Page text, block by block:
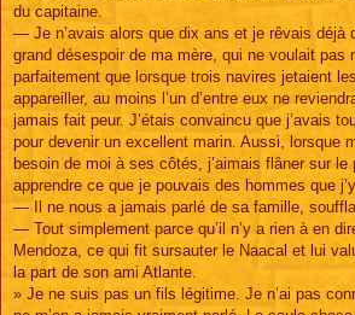
du capitaine.
— Je n’avais alors que dix ans et je rêvais déjà
grand désespoir de ma mère, qui ne voulait pas
parfaitement que lorsque trois navires jetaient
appareiller, au moins l’un d’entre eux ne
jamais fait peur. J’étais convaincu que j’avais
pour devenir un excellent marin. Aussi, lorsque
besoin de moi à ses côtés, j’aimais flâner sur le
apprendre ce que je pouvais des hommes que
— Il ne nous a jamais parlé de sa famille, souffla
— Tout simplement parce qu’il n’y a rien à en
Mendoza, ce qui fit sursauter le Naacal et lui
la part de son ami Atlante.
» Je ne suis pas un fils légitime. Je n’ai pas